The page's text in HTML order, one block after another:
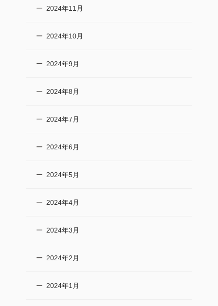
2024年11月
2024年10月
2024年9月
2024年8月
2024年7月
2024年6月
2024年5月
2024年4月
2024年3月
2024年2月
2024年1月